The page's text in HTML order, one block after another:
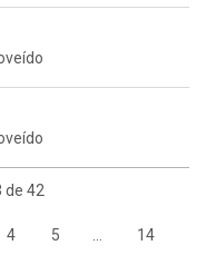
de 42
4 5 14